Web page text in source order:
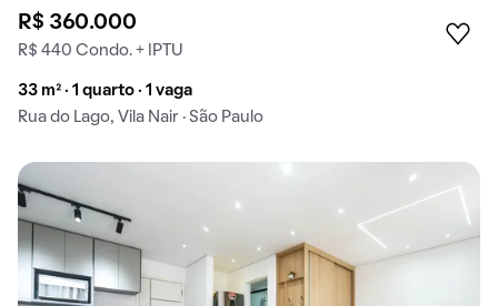
R$ 360.000
R$ 440 Condo. + IPTU
33 m² · 1 quarto · 1 vaga
Rua do Lago, Vila Nair · São Paulo